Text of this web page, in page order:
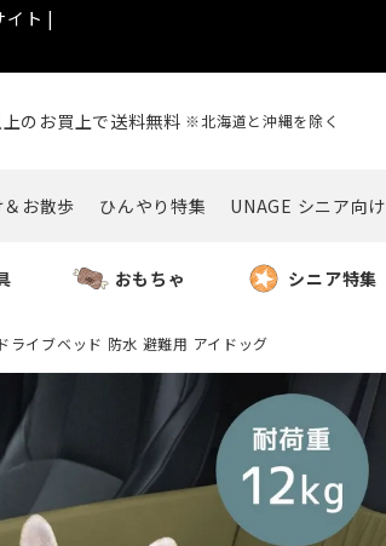
イト |
のお買上で送料無料 ※北海道と沖縄を除く
お散歩 ひんやり特集 UNAGE シニア向け
おもちゃ シニア特集
ライブベッド 防水 避難用 アイドッグ